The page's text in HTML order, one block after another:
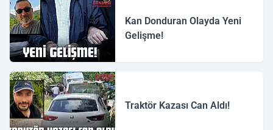
Kan Donduran Olayda Yeni
Gelişme!
Traktör Kazası Can Aldı!